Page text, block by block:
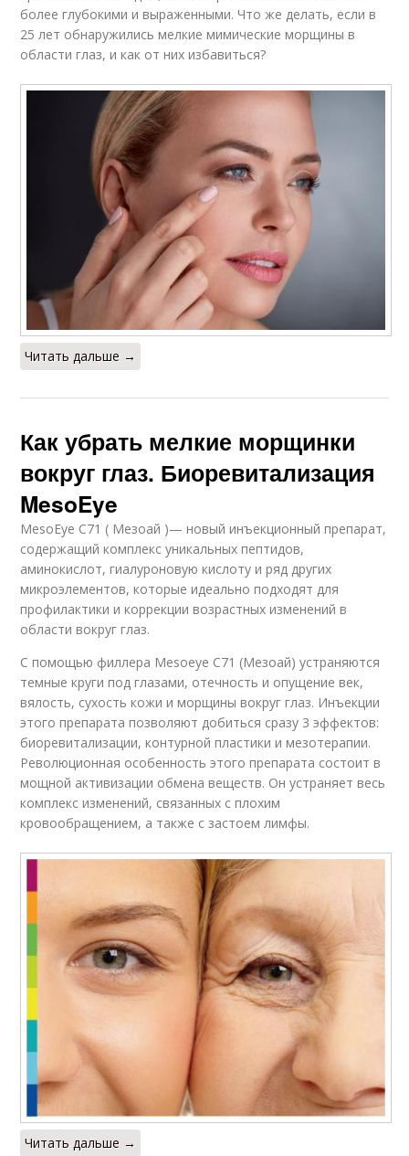
более глубокими и выраженными. Что же делать, если в
25 лет обнаружились мелкие мимические морщины в
области глаз, и как от них избавиться?
Читать дальше →
Как убрать мелкие морщинки
вокруг глаз. Биоревитализация
MesoEye
MesoEye C71 ( Мезоай )— новый инъекционный препарат,
содержащий комплекс уникальных пептидов,
аминокислот, гиалуроновую кислоту и ряд других
микроэлементов, которые идеально подходят для
профилактики и коррекции возрастных изменений в
области вокруг глаз.
С помощью филлера Mesoeye C71 (Мезоай) устраняются
темные круги под глазами, отечность и опущение век,
вялость, сухость кожи и морщины вокруг глаз. Инъекции
этого препарата позволяют добиться сразу 3 эффектов:
биоревитализации, контурной пластики и мезотерапии.
Революционная особенность этого препарата состоит в
мощной активизации обмена веществ. Он устраняет весь
комплекс изменений, связанных с плохим
кровообращением, а также с застоем лимфы.
Читать дальше →